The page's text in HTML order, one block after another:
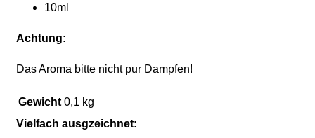
10ml
Achtung:
Das Aroma bitte nicht pur Dampfen!
Gewicht 0,1 kg
Vielfach ausgzeichnet: